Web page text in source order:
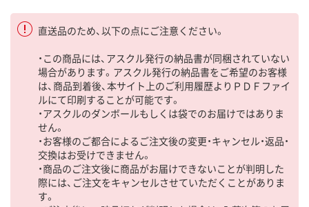
直送品のため、以下の点にご注意ください。
・この商品には、アスクル発行の納品書が同梱されていない
場合があります。アスクル発行の納品書をご希望のお客様
は、商品到着後、本サイト上のご利用履歴よりＰＤＦファイ
ルにて印刷することが可能です。
・アスクルのダンボールもしくは袋でのお届けではありま
せん。
・お客様のご都合によるご注文後の変更・キャンセル・返品・
交換はお受けできません。
・商品のご注文後に商品がお届けできないことが判明した
際には、ご注文をキャンセルさせていただくことがありま
す。